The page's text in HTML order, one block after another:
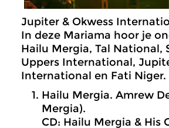
Jupiter & Okwess
In deze Mariama hoor je
Hailu Mergia, Tal National,
Uppers International,
International en Fati Niger.
Hailu Mergia. Amrew
Mergia).
CD: Hailu Mergia & His